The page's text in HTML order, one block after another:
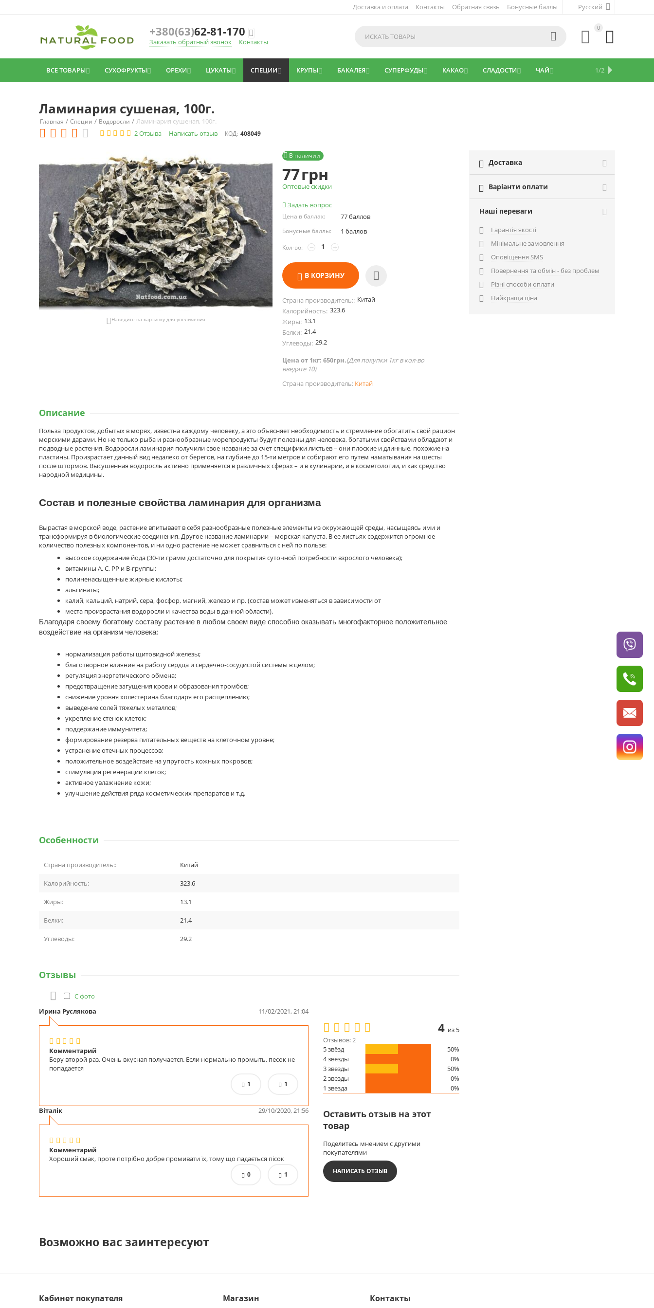
Русский
Доставка и оплата Контакты Обратная связь Бонусные баллы
+380(63)62-81-170 
Заказать обратный звонок Контакты
0



ВСЕ ТОВАРЫ СУХОФРУКТЫ ОРЕХИ ЦУКАТЫ СПЕЦИИ КРУПЫ БАКАЛЕЯ СУПЕРФУДЫ КАКАО СЛАДОСТИ ЧАЙ ПОСЫПКА

ДИЕТИЧЕСКИЕ ДОБАВКИ

1/2
Ламинария сушеная, 100г.
Главная / Специи / Водоросли / Ламинария сушеная, 100г.
2 Отзыва
Написать отзыв КОД: 408049
 Наведите на картинку для увеличения
В наличии

77грн
Оптовые скидки
Задать вопрос
Цена в баллах: 77 баллов
Бонусные баллы: 1 баллов
Кол-во: +
−
В КОРЗИНУ
Страна производитель:: Китай
Калорийность: 323.6
Жиры: 13.1
Белки: 21.4
Углеводы: 29.2
Цена от 1кг: 650грн.(Для покупки 1кг в кол-во
введите 10)
Страна производитель: Китай
 Доставка
 Варіанти оплати
Наші переваги
 Гарантія якості
 Мінімальне замовлення
 Оповіщення SMS
 Повернення та обмін - без проблем
 Різні способи оплати
 Найкраща ціна
Описание
Польза продуктов, добытых в морях, известна каждому человеку, а это объясняет необходимость и стремление обогатить свой рацион
морскими дарами. Но не только рыба и разнообразные морепродукты будут полезны для человека, богатыми свойствами обладают и
подводные растения. Водоросли ламинария получили свое название за счет специфики листьев – они плоские и длинные, похожие на
пластины. Произрастает данный вид недалеко от берегов, на глубине до 15-ти метров и собирают его путем наматывания на шесты
после штормов. Высушенная водоросль активно применяется в различных сферах – и в кулинарии, и в косметологии, и как средство
народной медицины.
Состав и полезные свойства ламинария для организма
Вырастая в морской воде, растение впитывает в себя разнообразные полезные элементы из окружающей среды, насыщаясь ими и
трансформируя в биологические соединения. Другое название ламинарии – морская капуста. В ее листьях содержится огромное
количество полезных компонентов, и ни одно растение не может сравниться с ней по пользе:
высокое содержание йода (30-ти грамм достаточно для покрытия суточной потребности взрослого человека);
витамины А, С, РР и В-группы;
полиненасыщенные жирные кислоты;
альгинаты;
калий, кальций, натрий, сера, фосфор, магний, железо и пр. (состав может изменяться в зависимости от
места произрастания водоросли и качества воды в данной области).
Благодаря своему богатому составу растение в любом своем виде способно оказывать многофакторное положительное
воздействие на организм человека:
нормализация работы щитовидной железы;
благотворное влияние на работу сердца и сердечно-сосудистой системы в целом;
регуляция энергетического обмена;
предотвращение загущения крови и образования тромбов;
снижение уровня холестерина благодаря его расщеплению;
выведение солей тяжелых металлов;
укрепление стенок клеток;
поддержание иммунитета;
формирование резерва питательных веществ на клеточном уровне;
устранение отечных процессов;
положительное воздействие на упругость кожных покровов;
стимуляция регенерации клеток;
активное увлажнение кожи;
улучшение действия ряда косметических препаратов и т.д.
Особенности
Страна производитель:: Китай
Калорийность: 323.6
Жиры: 13.1
Белки: 21.4
Углеводы: 29.2
Отзывы

С фото
Ирина Руслякова
11/02/2021, 21:04
Комментарий
Беру второй раз. Очень вкусная получается. Если нормально промыть, песок не
попадается
1 1
Віталік 29/10/2020, 21:56
Комментарий
Хороший смак, проте потрібно добре промивати їх, тому що падається пісок
0 1
4 из 5
Отзывов: 2
5 звёзд
50%
4 звезды
0%
3 звезды
50%
2 звезды
0%
1 звезда
0%
Оставить отзыв на этот
товар
Поделитесь мнением с другими
покупателями
НАПИСАТЬ ОТЗЫВ
Возможно вас заинтересуют
Кабинет покупателя Магазин Контакты